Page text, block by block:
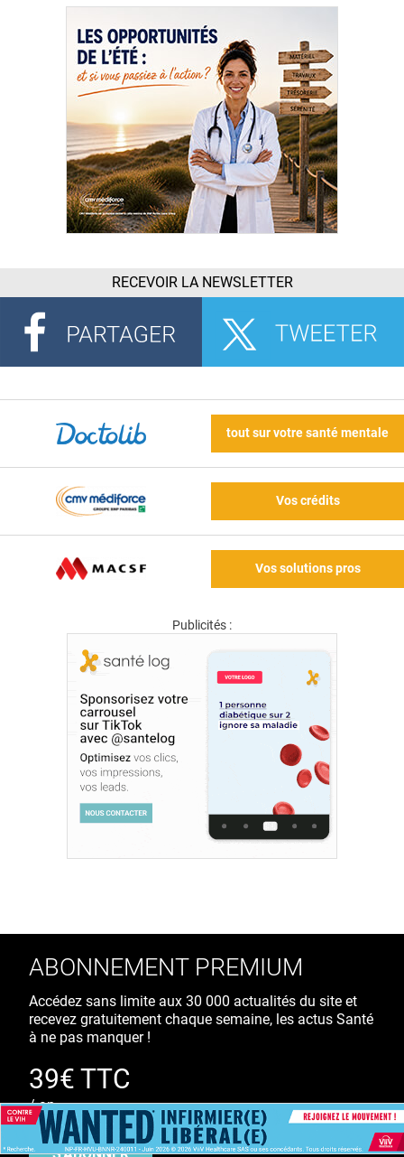
RECEVOIR LA NEWSLETTER
tout sur votre santé mentale
Vos crédits
Vos solutions pros
Publicités :
ABONNEMENT PREMIUM
Accédez sans limite aux 30 000 actualités du site et
recevez gratuitement chaque semaine, les actus Santé
à ne pas manquer !
39€ TTC
/ an